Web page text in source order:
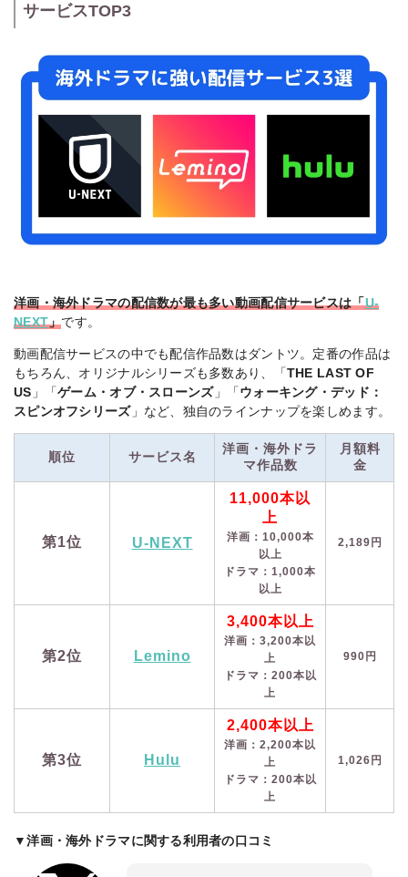
サービスTOP3
洋画・海外ドラマの配信数が最も多い動画配信サービスは「U-
NEXT」です。
動画配信サービスの中でも配信作品数はダントツ。定番の作品は
もちろん、オリジナルシリーズも多数あり、「THE LAST OF
US 」「ゲーム・オブ・スローンズ」「 ウォーキング・デッド：
スピンオフシリーズ」など、独自のラインナップを楽しめます。
順位 サービス名
洋画・海外ドラ
マ作品数
月額料
金
第1位 U-NEXT
11,000本以
上
洋画：10,000本
以上
ドラマ：1,000本
以上
2,189円
第2位 Lemino
3,400本以上
洋画：3,200本以
上
ドラマ：200本以
上
990円
第3位 Hulu
2,400本以上
洋画：2,200本以
上
ドラマ：200本以
上
1,026円
▼洋画・海外ドラマに関する利用者の口コミ